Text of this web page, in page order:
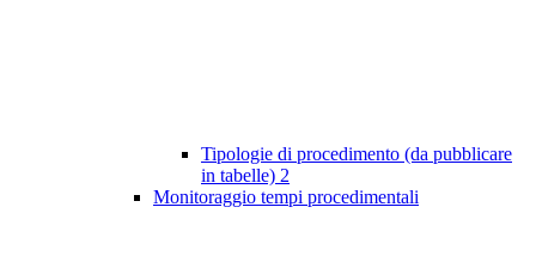
Tipologie di procedimento (da pubblicare
in tabelle) 2
Monitoraggio tempi procedimentali